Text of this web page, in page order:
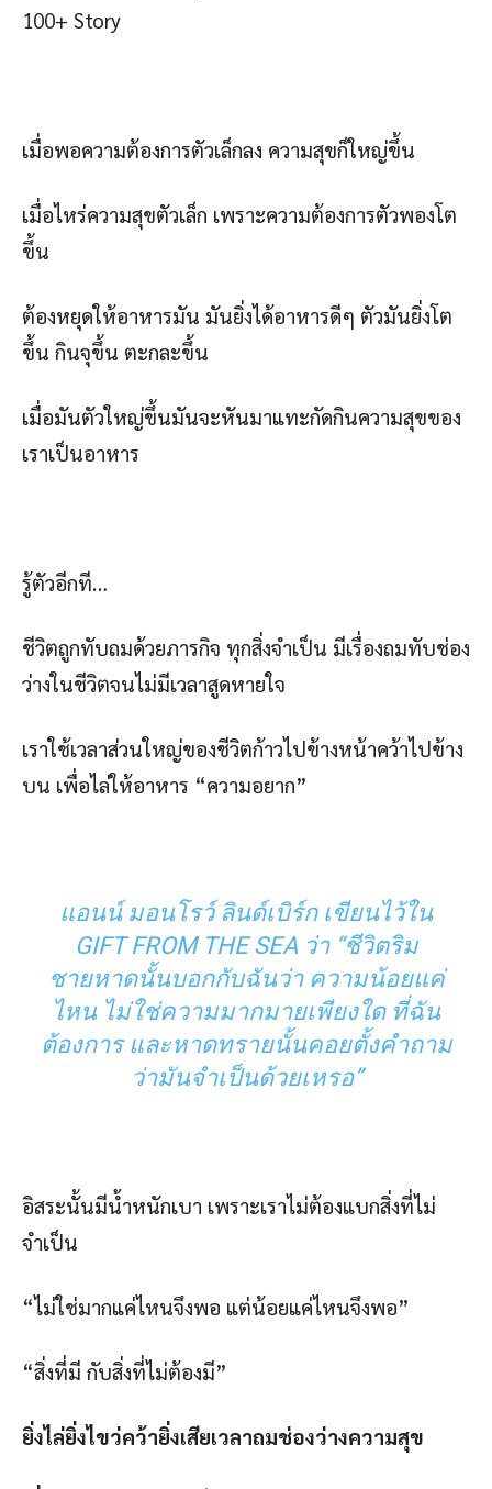
100+ Story
เมื่อพอความต้องการตัวเล็กลง ความสุขก็ใหญ่ขึ้น
เมื่อไหร่ความสุขตัวเล็ก เพราะความต้องการตัวพองโต
ขึ้น
ต้องหยุดให้อาหารมัน มันยิ่งได้อาหารดีๆ ตัวมันยิ่งโต
ขึ้น กินจุขึ้น ตะกละขึ้น
เมื่อมันตัวใหญ่ขึ้นมันจะหันมาแทะกัดกินความสุขของ
เราเป็นอาหาร
รู้ตัวอีกที…
ชีวิตถูกทับถมด้วยภารกิจ ทุกสิ่งจำเป็น มีเรื่องถมทับช่อง
ว่างในชีวิตจนไม่มีเวลาสูดหายใจ
เราใช้เวลาส่วนใหญ่ของชีวิตก้าวไปข้างหน้าคว้าไปข้าง
บน เพื่อไล่ให้อาหาร “ความอยาก”
แอนน์ มอนโรว์ ลินด์เบิร์ก เขียนไว้ใน
GIFT FROM THE SEA ว่า “ชีวิตริม
ชายหาดนั้นบอกกับฉันว่า ความน้อยแค่
ไหน ไม่ใช่ความมากมายเพียงใด ที่ฉัน
ต้องการ และหาดทรายนั้นคอยตั้งคำถาม
ว่ามันจำเป็นด้วยเหรอ”
อิสระนั้นมีน้ำหนักเบา เพราะเราไม่ต้องแบกสิ่งที่ไม่
จำเป็น
“ไม่ใช่มากแค่ไหนจึงพอ แต่น้อยแค่ไหนจึงพอ”
“สิ่งที่มี กับสิ่งที่ไม่ต้องมี”
ยิ่งไล่ยิ่งไขว่คว้ายิ่งเสียเวลาถมช่องว่างความสุข